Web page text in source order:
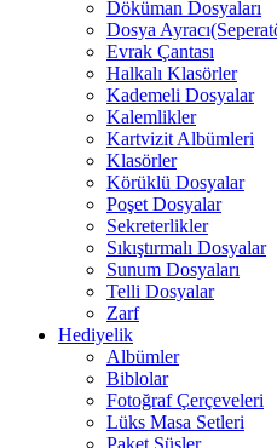
Döküman Dosyaları
Dosya
Evrak Çantası
Halkalı Klasörler
Kademeli Dosyalar
Kalemlikler
Kartvizit Albümleri
Klasörler
Körüklü Dosyalar
Poşet Dosyalar
Sekreterlikler
Sıkıştırmalı Dosyalar
Sunum Dosyaları
Telli Dosyalar
Zarf
Hediyelik
Albümler
Biblolar
Fotoğraf Çerçeveleri
Lüks Masa Setleri
Paket Süsler